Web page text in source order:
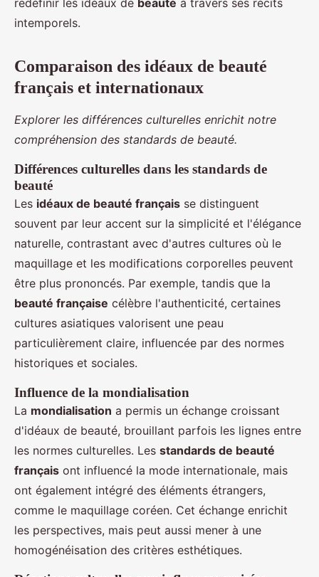
intemporels.
Comparaison des idéaux de beauté
français et internationaux
Explorer les différences culturelles enrichit notre
compréhension des standards de beauté.
Différences culturelles dans les standards de
beauté
Les idéaux de beauté français se distinguent
souvent par leur accent sur la simplicité et l'élégance
naturelle, contrastant avec d'autres cultures où le
maquillage et les modifications corporelles peuvent
être plus prononcés. Par exemple, tandis que la
beauté française célèbre l'authenticité, certaines
cultures asiatiques valorisent une peau
particulièrement claire, influencée par des normes
historiques et sociales.
Influence de la mondialisation
La mondialisation a permis un échange croissant
d'idéaux de beauté, brouillant parfois les lignes entre
les normes culturelles. Les standards de beauté
français ont influencé la mode internationale, mais
ont également intégré des éléments étrangers,
comme le maquillage coréen. Cet échange enrichit
les perspectives, mais peut aussi mener à une
homogénéisation des critères esthétiques.